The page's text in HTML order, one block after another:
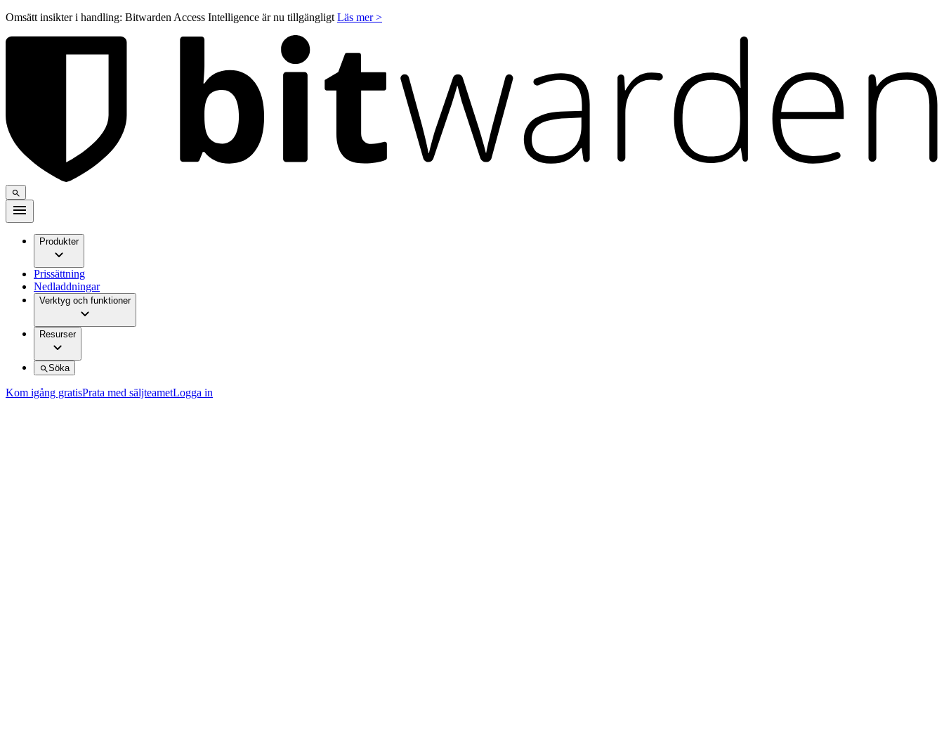
Omsätt insikter i handling: Bitwarden Access Intelligence är nu tillgängligt Läs mer >
Produkter
Prissättning
Nedladdningar
Verktyg och funktioner
Resurser
Söka
Kom igång gratisPrata med säljteametLogga in